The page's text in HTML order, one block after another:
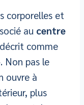
corporelles et
au centre
comme
. Non pas le
ouvre à
plus